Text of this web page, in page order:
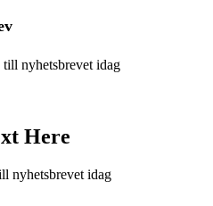
nyhetsbrevet idag
Here
nyhetsbrevet idag